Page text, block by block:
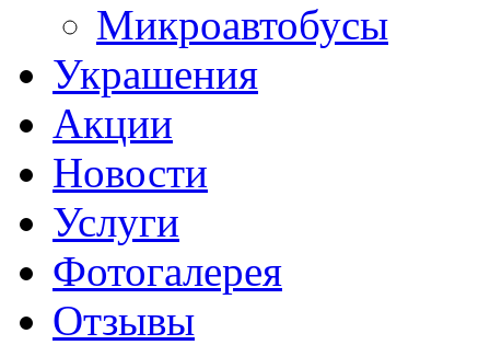
Микроавтобусы
Украшения
Акции
Новости
Услуги
Фотогалерея
Отзывы